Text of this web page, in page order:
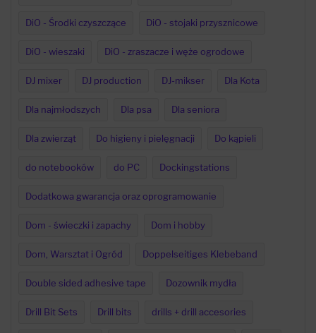
DiO - Środki czyszczące DiO - stojaki przysznicowe
DiO - wieszaki DiO - zraszacze i węże ogrodowe
DJ mixer DJ production DJ-mikser Dla Kota
Dla najmłodszych Dla psa Dla seniora
Dla zwierząt Do higieny i pielęgnacji Do kąpieli
do notebooków do PC Dockingstations
Dodatkowa gwarancja oraz oprogramowanie
Dom - świeczki i zapachy Dom i hobby
Dom, Warsztat i Ogród Doppelseitiges Klebeband
Double sided adhesive tape Dozownik mydła
Drill Bit Sets Drill bits drills + drill accesories